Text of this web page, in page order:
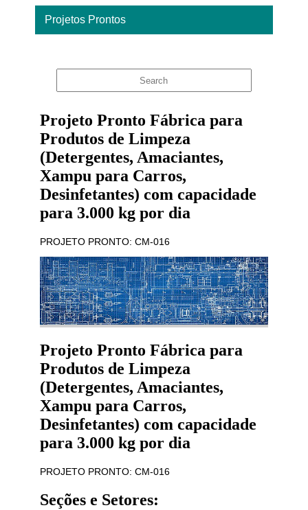
Projetos Prontos
Projeto Pronto Fábrica para
Produtos de Limpeza
(Detergentes, Amaciantes,
Xampu para Carros,
Desinfetantes) com capacidade
para 3.000 kg por dia
PROJETO PRONTO: CM-016
Projeto Pronto Fábrica para
Produtos de Limpeza
(Detergentes, Amaciantes,
Xampu para Carros,
Desinfetantes) com capacidade
para 3.000 kg por dia
PROJETO PRONTO: CM-016
Seções e Setores: